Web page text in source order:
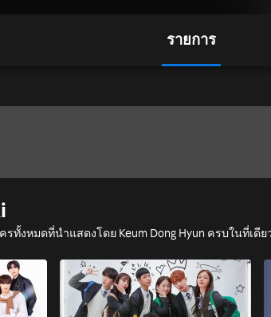
รายการ
ทั้งหมดที่นำแสดงโดย Keum Dong Hyun ครบในที่เดีย